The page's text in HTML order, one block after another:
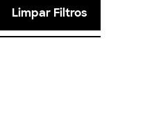
Limpar Filtros